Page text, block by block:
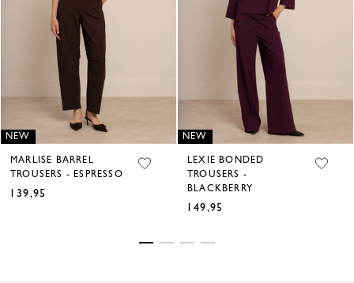
NEW
MARLISE BARREL
TROUSERS - ESPRESSO
139,95
NEW
LEXIE BONDED
TROUSERS -
BLACKBERRY
149,95